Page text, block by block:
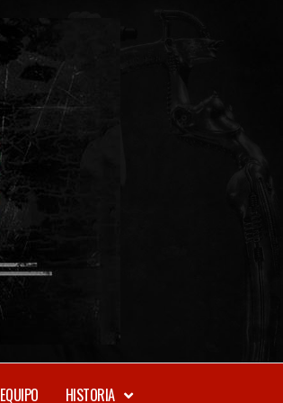
METAL-
EQUIPO HISTORIA